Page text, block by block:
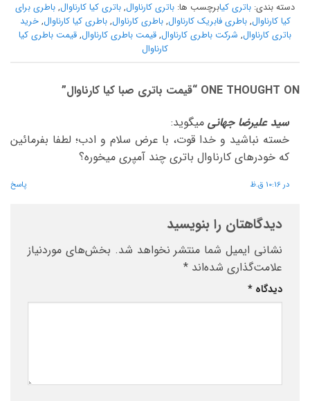
دسته بندی: باتری کیابرچسب ها: باتری کارناوال, باتری کیا کارناوال, باطری برای
کیا کارناوال,باطری فابریک کارناوال,باطری کارناوال,باطری کیا کارناوال,خرید
باتری کارناوال, شرکت باطری کارناوال, قیمت باطری کارناوال, قیمت باطری کیا
کارناوال
ONE THOUGHT ON “ قیمت باتری صبا کیا کارناوال”
سید علیرضا جهانی میگوید:
خسته نباشید و خدا قوت، با عرض سلام و ادب؛ لطفا بفرمائین
که خودرهای کارناوال باتری چند آمپری میخوره؟
در 10:16 ق.ظ پاسخ
دیدگاهتان را بنویسید
نشانی ایمیل شما منتشر نخواهد شد. بخش‌های موردنیاز
علامت‌گذاری شده‌اند *
دیدگاه *